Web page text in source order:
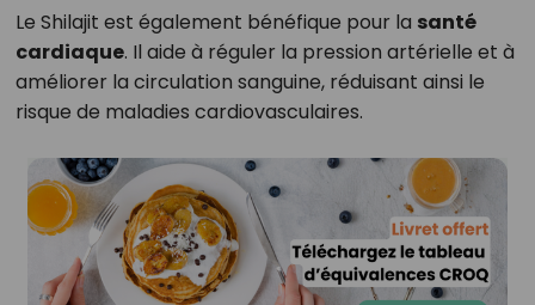
Le Shilajit est également bénéfique pour la santé
cardiaque. Il aide à réguler la pression artérielle et à
améliorer la circulation sanguine, réduisant ainsi le
risque de maladies cardiovasculaires.